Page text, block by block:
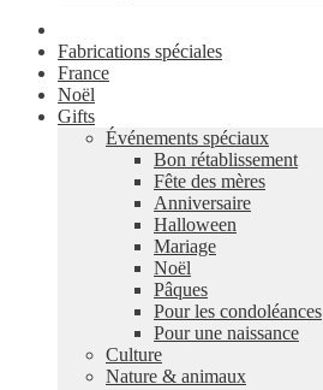
Fabrications spéciales
France
Noël
Gifts
Événements spéciaux
Bon rétablissement
Fête des mères
Anniversaire
Halloween
Mariage
Noël
Pâques
Pour les condoléances
Pour une naissance
Culture
Nature & animaux